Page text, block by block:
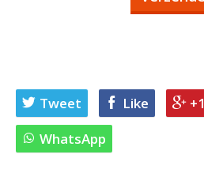
Tweet Like +1
WhatsApp